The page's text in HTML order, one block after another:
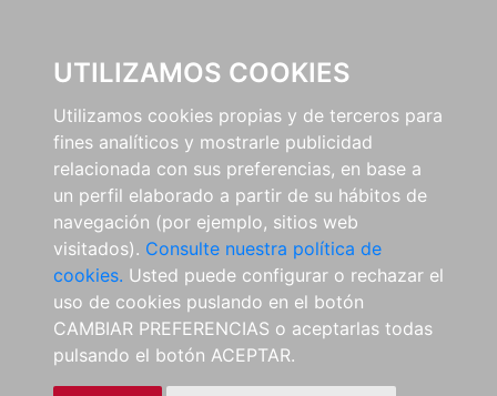
UTILIZAMOS COOKIES
Utilizamos cookies propias y de terceros para
fines analíticos y mostrarle publicidad
relacionada con sus preferencias, en base a
un perfil elaborado a partir de su hábitos de
navegación (por ejemplo, sitios web
visitados). Consulte nuestra política de
cookies. Usted puede configurar o rechazar el
uso de cookies puslando en el botón
CAMBIAR PREFERENCIAS o aceptarlas todas
pulsando el botón ACEPTAR.